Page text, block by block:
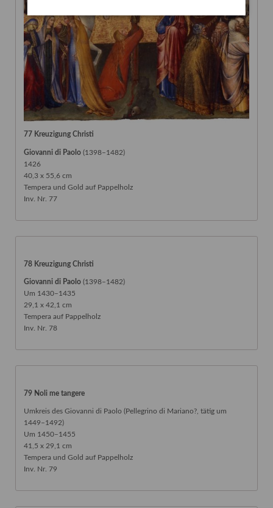
77 Kreuzigung Christi
Giovanni di Paolo (1398–1482)
1426
40,3 x 55,6 cm
Tempera und Gold auf Pappelholz
Inv. Nr. 77
78 Kreuzigung Christi
Giovanni di Paolo (1398–1482)
Um 1430–1435
29,1 x 42,1 cm
Tempera auf Pappelholz
Inv. Nr. 78
79 Noli me tangere
Umkreis des Giovanni di Paolo (Pellegrino di Mariano?, tätig um
1449–1492)
Um 1450–1455
41,5 x 29,1 cm
Tempera und Gold auf Pappelholz
Inv. Nr. 79